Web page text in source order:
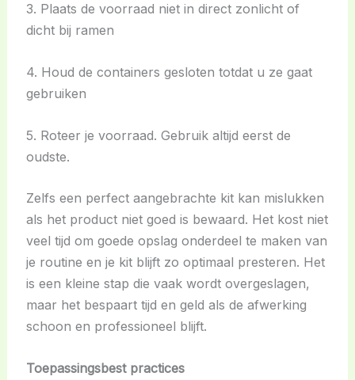
3. Plaats de voorraad niet in direct zonlicht of
dicht bij ramen
4. Houd de containers gesloten totdat u ze gaat
gebruiken
5. Roteer je voorraad. Gebruik altijd eerst de
oudste.
Zelfs een perfect aangebrachte kit kan mislukken
als het product niet goed is bewaard. Het kost niet
veel tijd om goede opslag onderdeel te maken van
je routine en je kit blijft zo optimaal presteren. Het
is een kleine stap die vaak wordt overgeslagen,
maar het bespaart tijd en geld als de afwerking
schoon en professioneel blijft.
Toepassingsbest practices